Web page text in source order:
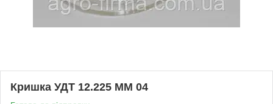
Кришка УДТ 12.225 ММ 04